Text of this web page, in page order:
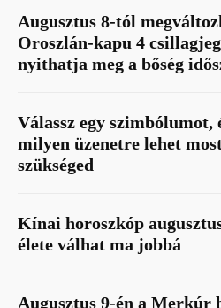
Augusztus 8-tól
Oroszlán-kapu 4
nyithatja meg a bőség
Válassz egy szimbólumot,
milyen üzenetre lehet
szükséged
Kínai horoszkóp
élete válhat ma jobbá
Augusztus 9-én a Merkúr